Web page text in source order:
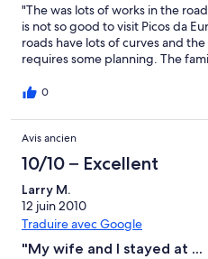
"The was lots of works in the
is not so good to visit Picos da
roads have lots of curves and
requires some planning. The
0
Avis ancien
10/10 – Excellent
Larry M.
12 juin 2010
Traduire avec Google
"My wife and I stayed at ...